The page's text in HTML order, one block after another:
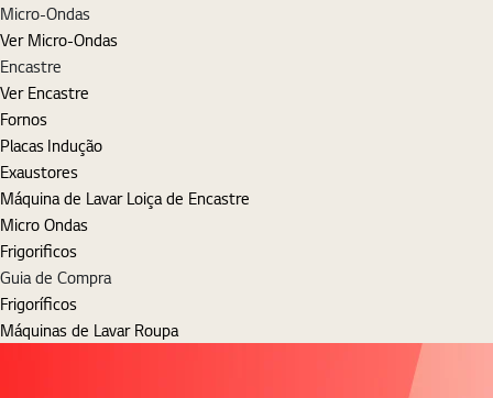
Micro-Ondas
Ver Micro-Ondas
Encastre
Ver Encastre
Fornos
Placas Indução
Exaustores
Máquina de Lavar Loiça de Encastre
Micro Ondas
Frigorificos
Guia de Compra
Frigoríficos
Máquinas de Lavar Roupa